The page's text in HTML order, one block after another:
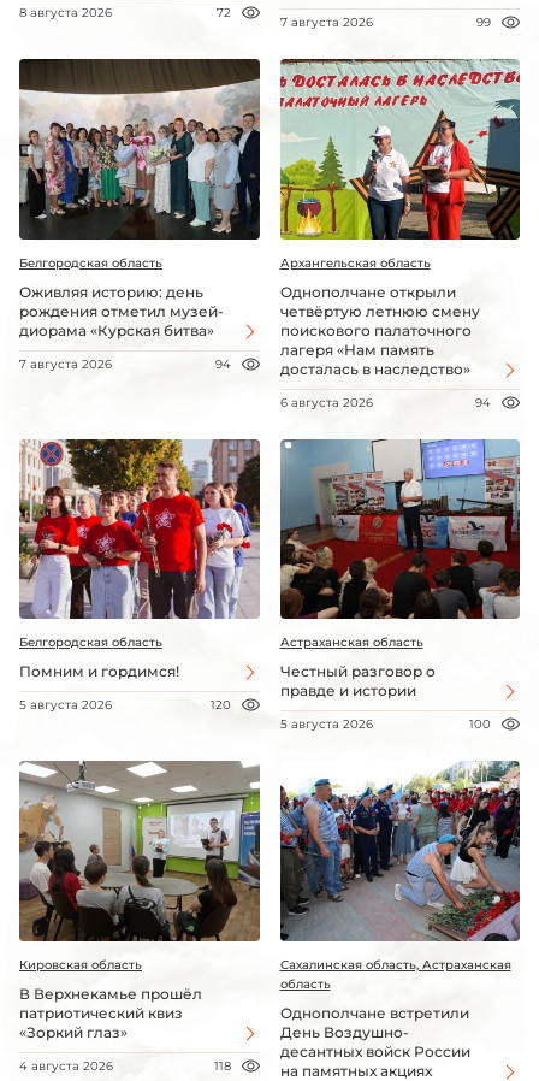
8 августа 2026 72
7 августа 2026 99
Белгородская область
Оживляя историю: день
рождения отметил музей-
диорама «Курская битва»
7 августа 2026 94
Архангельская область
Однополчане открыли
четвёртую летнюю смену
поискового палаточного
лагеря «Нам память
досталась в наследство»
6 августа 2026 94
Белгородская область
Помним и гордимся!
5 августа 2026 120
Астраханская область
Честный разговор о
правде и истории
5 августа 2026 100
Кировская область
В Верхнекамье прошёл
патриотический квиз
«Зоркий глаз»
4 августа 2026 118
Сахалинская область, Астраханская
область
Однополчане встретили
День Воздушно-
десантных войск России
на памятных акциях